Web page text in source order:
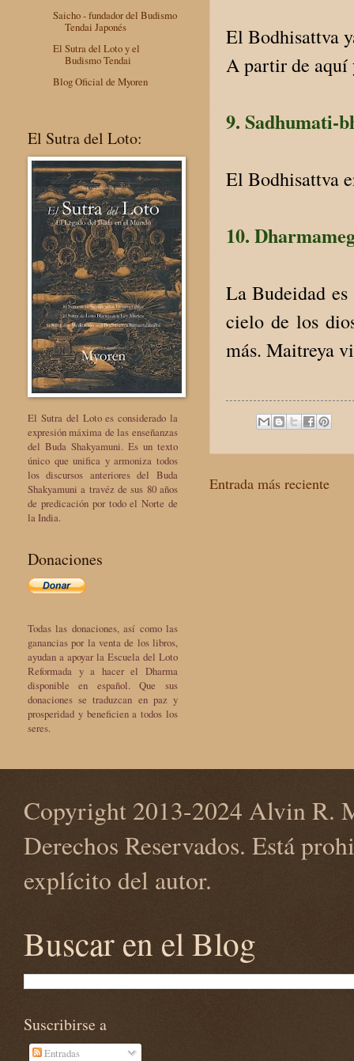
El Bodhisattva
A partir de aquí
9. Sadhumati-
El Bodhisattva
10.
La Budeidad
cielo de los
más. Maitreya
Entrada más reciente
Saicho - fundador del Budismo
Tendai Japonés
El Sutra del Loto y el
Budismo Tendai
Blog Oficial de Myoren
El Sutra del Loto:
El Sutra del Loto es considerado la
expresión máxima de las enseñanzas
del Buda Shakyamuni. Es un texto
único que unifica y armoniza todos
los discursos anteriores del Buda
Shakyamuni a travéz de sus 80 años
de predicación por todo el Norte de
la India.
Donaciones
Todas las donaciones, así como las
ganancias por la venta de los libros,
ayudan a apoyar la Escuela del Loto
Reformada y a hacer el Dharma
disponible en español. Que sus
donaciones se traduzcan en paz y
prosperidad y beneficien a todos los
seres.
Copyright 2013-2024 Alvin R.
Derechos Reservados. Está
explícito del autor.
Buscar en el Blog
Suscribirse a
Entradas